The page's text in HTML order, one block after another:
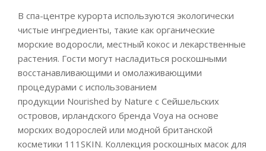
В спа-центре курорта используются экологически
чистые ингредиенты, такие как органические
морские водоросли, местный кокос и лекарственные
растения. Гости могут насладиться роскошными
восстанавливающими и омолаживающими
процедурами с использованием
продукции Nourished by Nature с Сейшельских
островов, ирландского бренда Voya на основе
морских водорослей или модной британской
косметики 111SKIN. Коллекция роскошных масок для